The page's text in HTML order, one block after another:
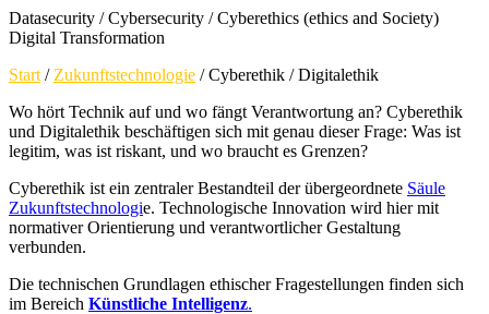
Datasecurity / Cybersecurity / Cyberethics (ethics and Society)
Digital Transformation
Start / Zukunftstechnologie / Cyberethik / Digitalethik
Wo hört Technik auf und wo fängt Verantwortung an? Cyberethik
und Digitalethik beschäftigen sich mit genau dieser Frage: Was ist
legitim, was ist riskant, und wo braucht es Grenzen?
Cyberethik ist ein zentraler Bestandteil der übergeordnete Säule
Zukunftstechnologie. Technologische Innovation wird hier mit
normativer Orientierung und verantwortlicher Gestaltung
verbunden.
Die technischen Grundlagen ethischer Fragestellungen finden sich
im Bereich Künstliche Intelligenz.